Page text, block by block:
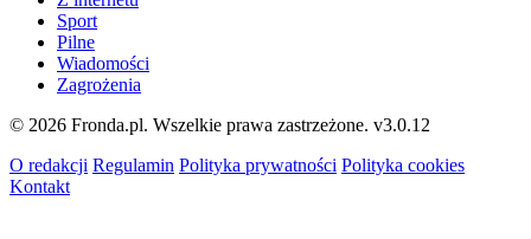
Sport
Pilne
Wiadomości
Zagrożenia
© 2026 Fronda.pl. Wszelkie prawa zastrzeżone. v3.0.12
O redakcji Regulamin Polityka prywatności Polityka cookies
Kontakt